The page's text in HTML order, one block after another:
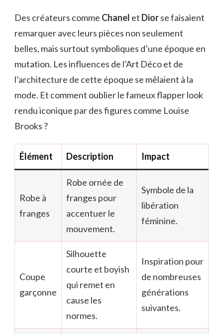
Des créateurs comme Chanel et Diorse faisaient
remarquer avec leurs pièces non seulement
belles, mais surtout symboliques d’une époque en
mutation. Les influences de l’Art Déco et de
l’architecture de cette époque se mêlaient à la
mode. Et comment oublier le fameux flapper look
rendu iconique par des figures comme Louise
Brooks ?
Élément Description Impact
Robe à
franges
Robe ornée de
franges pour
accentuer le
mouvement.
Symbole de la
libération
féminine.
Coupe
garçonne
Silhouette
courte et boyish
qui remet en
cause les
normes.
Inspiration pour
de nombreuses
générations
suivantes.